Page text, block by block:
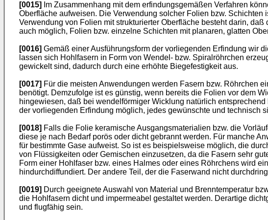
[0015]
Im Zusammenhang mit dem erfindungsgemäßen Verfahren
Oberfläche aufweisen. Die Verwendung solcher Folien bzw.
Verwendung von Folien mit strukturierter Oberfläche besteht darin,
auch möglich, Folien bzw. einzelne Schichten mit planaren, glatten
[0016] Gemäß einer Ausführungsform der vorliegenden Erfindung wir
lassen sich Hohlfasern in Form von Wendel- bzw. Spiralröhrchen
gewickelt sind, dadurch durch eine erhöhte Biegefestigkeit aus.
[0017] Für die meisten Anwendungen werden Fasern bzw. Röhrchen
benötigt. Demzufolge ist es günstig, wenn bereits die Folien vor dem
hingewiesen, daß bei wendelförmiger Wicklung natürlich
der vorliegenden Erfindung möglich, jedes gewünschte und technisch
[0018] Falls die Folie keramische Ausgangsmaterialien bzw. die
diese je nach Bedarf porös oder dicht gebrannt werden. Für manche
für bestimmte Gase aufweist. So ist es beispielsweise möglich, die
von Flüssigkeiten oder Gemischen einzusetzen, da die Fasern sehr
Form einer Hohlfaser bzw. eines Halmes oder eines Röhrchens wird
hindurchdiffundiert. Der andere Teil, der die Faserwand nicht
[0019] Durch geeignete Auswahl von Material und Brenntemperatur
die Hohlfasern dicht und impermeabel gestaltet werden. Derartige
und flugfähig sein.